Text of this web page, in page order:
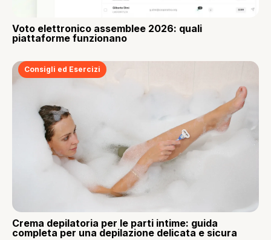
Voto elettronico assemblee 2026: quali
piattaforme funzionano
Consigli ed Esercizi
Crema depilatoria per le parti intime: guida
completa per una depilazione delicata e sicura